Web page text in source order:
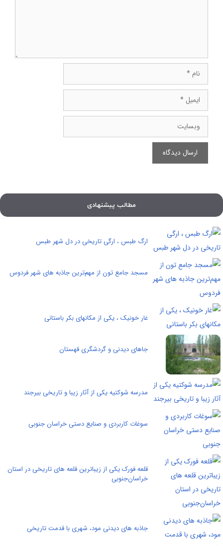
ایمیل
وبسایت
مطالب پیشنهادی
ارگ طبس ، ارگی تاریخی در دل شهر طبس
مسجد جامع تون از مهم‌ترین جاذبه های شهر فردوس
غار خونیک ، يكی از مكانهای بكر باستانی
جاهای دیدنی و گردشگری قهستان
مدرسه شوکتیه یکی از آثار زیبا و تاریخی بیرجند
سوغات کاربردی و صنایع دستی خراسان جنوبی
قلعه فورک یکی از زیباترین قلعه های تاریخی در استان
خراسان‌جنوبی
جاذبه های دیدنی مود، شهری با قدمت تاریخی